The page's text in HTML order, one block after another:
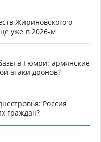
Жириновского о
уже в 2026-м
в Гюмри: армянские
атаки дронов?
Россия
граждан?